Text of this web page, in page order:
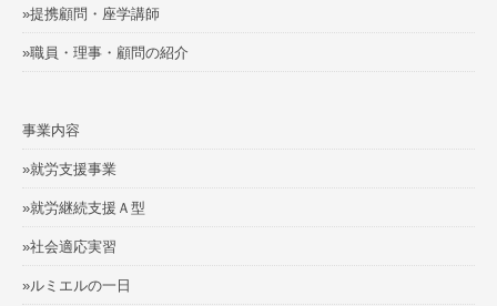
»提携顧問・座学講師
»職員・理事・顧問の紹介
事業内容
»就労支援事業
»就労継続支援Ａ型
»社会適応実習
»ルミエルの一日